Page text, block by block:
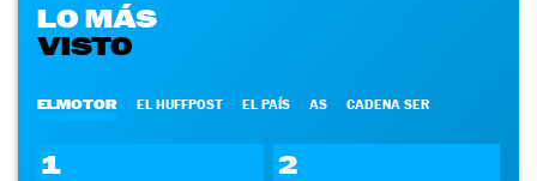
LO MÁS
VISTO
ELMOTOR EL HUFFPOST EL PAÍS AS CADENA SER
1 2